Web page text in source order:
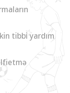
tibbi yardım